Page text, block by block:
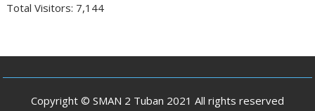
Total Visitors: 7,144
Copyright © SMAN 2 Tuban 2021 All rights reserved